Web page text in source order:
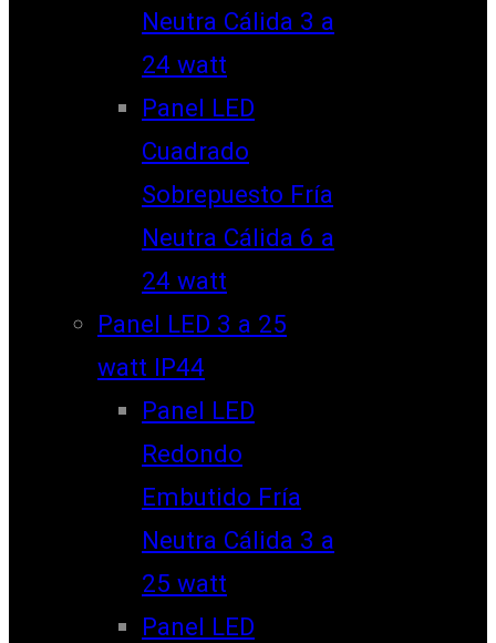
Neutra Cálida 3 a
24 watt
Panel LED
Cuadrado
Sobrepuesto Fría
Neutra Cálida 6 a
24 watt
Panel LED 3 a 25
watt IP44
Panel LED
Redondo
Embutido Fría
Neutra Cálida 3 a
25 watt
Panel LED